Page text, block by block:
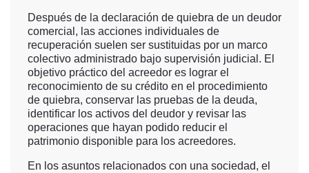
Después de la declaración de quiebra de un deudor
comercial, las acciones individuales de
recuperación suelen ser sustituidas por un marco
colectivo administrado bajo supervisión judicial. El
objetivo práctico del acreedor es lograr el
reconocimiento de su crédito en el procedimiento
de quiebra, conservar las pruebas de la deuda,
identificar los activos del deudor y revisar las
operaciones que hayan podido reducir el
patrimonio disponible para los acreedores.
En los asuntos relacionados con una sociedad, el